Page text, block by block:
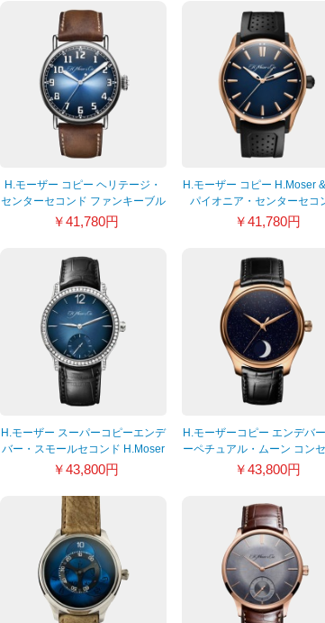
H.モーザー コピー ヘリテージ・
センターセコンド ファンキーブル
ー 8200-1201
￥41,780円
H.モーザー コピー H.Moser
パイオニア・センターセコ
3200-0903
￥41,780円
H.モーザー スーパーコピーエンデ
バー・スモールセコンド H.Moser
& Cie. 1321-0207
￥43,800円
H.モーザーコピー エンデバ
ーペチュアル・ムーン コン
アベンチュリン 1801-0402
￥43,800円